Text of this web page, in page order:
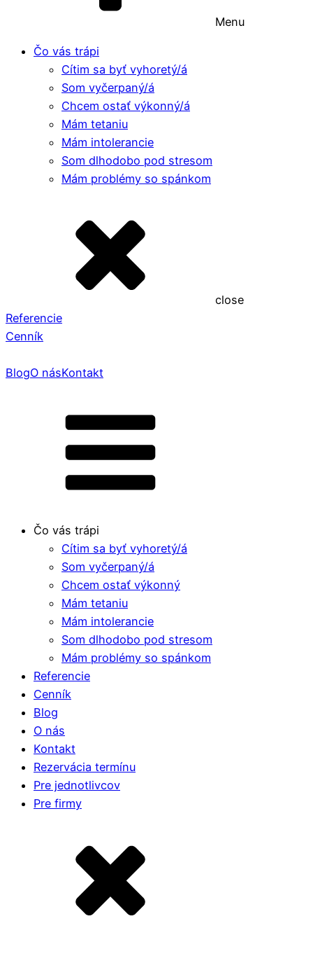
Menu
Čo vás trápi
Cítim sa byť vyhoretý/á
Som vyčerpaný/á
Chcem ostať výkonný/á
Mám tetaniu
Mám intolerancie
Som dlhodobo pod stresom
Mám problémy so spánkom
close
Referencie
Cenník
BlogO násKontakt
Čo vás trápi
Cítim sa byť vyhoretý/á
Som vyčerpaný/á
Chcem ostať výkonný
Mám tetaniu
Mám intolerancie
Som dlhodobo pod stresom
Mám problémy so spánkom
Referencie
Cenník
Blog
O nás
Kontakt
Rezervácia termínu
Pre jednotlivcov
Pre firmy